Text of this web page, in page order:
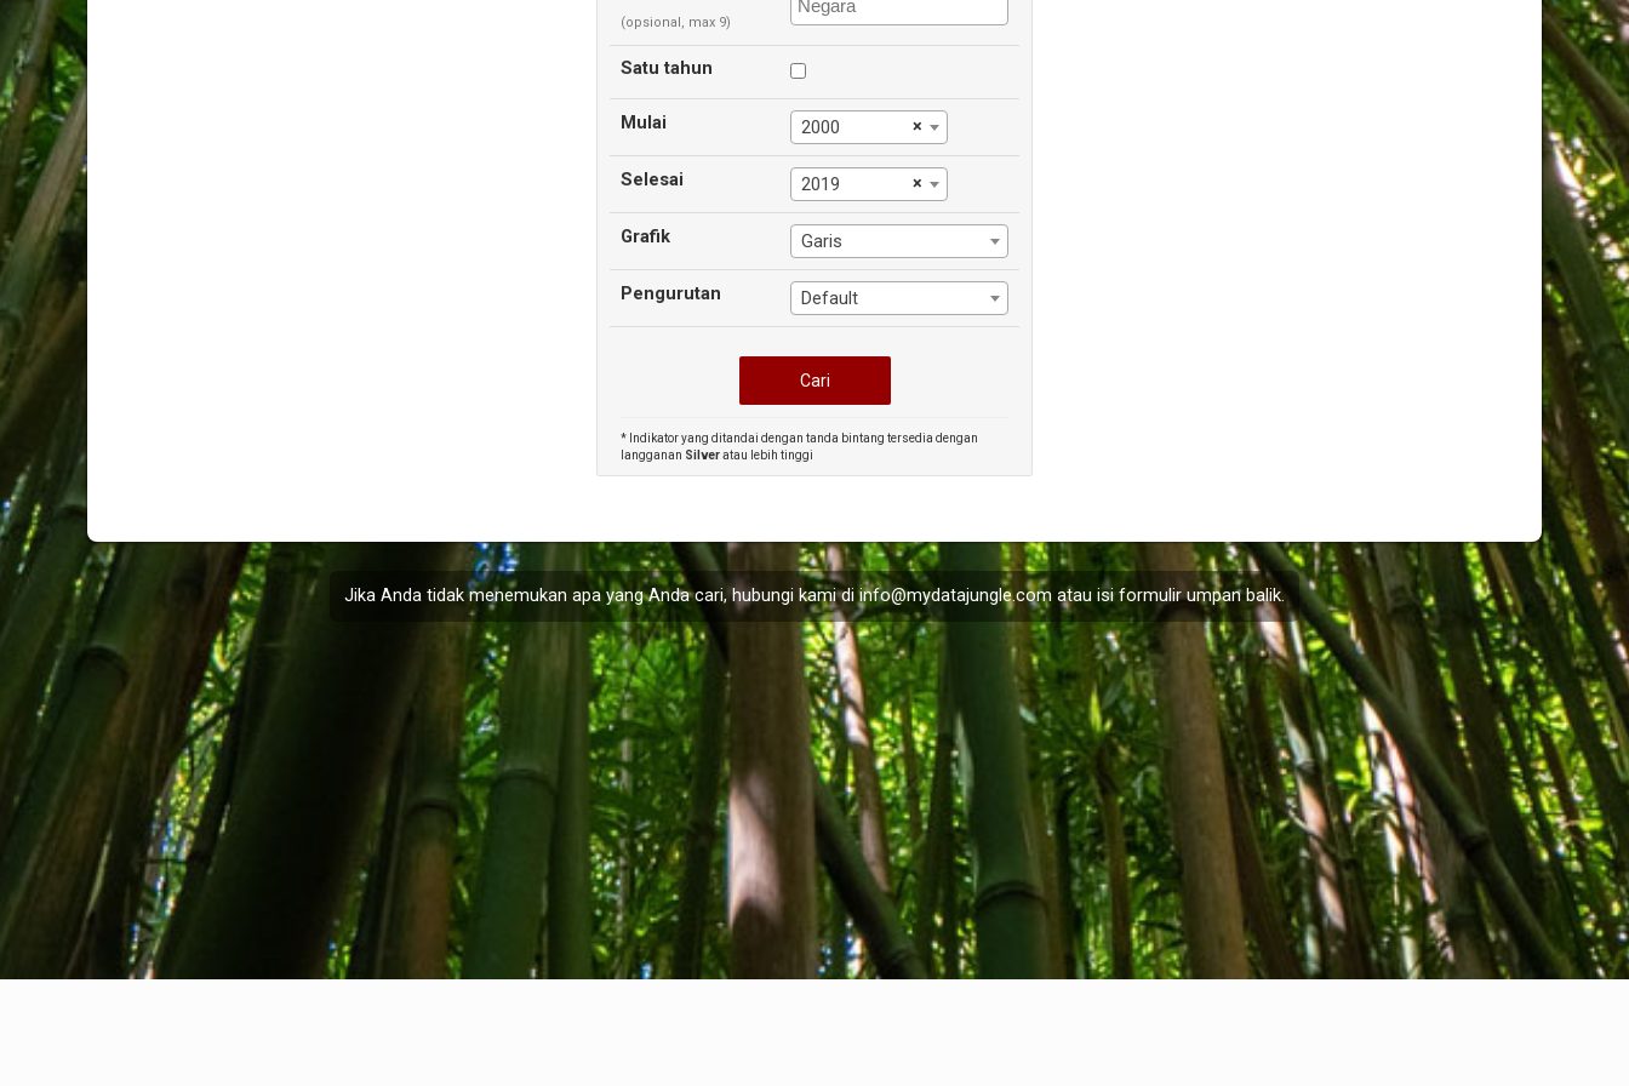
(opsional, max 9)
Satu tahun
Mulai ×
2000
Selesai ×
2019
Grafik Garis
Pengurutan Default
* Indikator yang ditandai dengan tanda bintang tersedia dengan
langganan Silveratau lebih tinggi
Jika Anda tidak menemukan apa yang Anda cari, hubungi kami diinfo@mydatajungle.com atau isi formulirumpan balik.